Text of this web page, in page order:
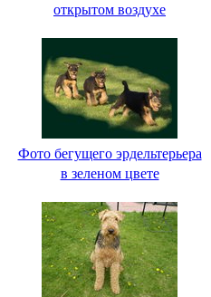
открытом воздухе
Фото бегущего эрдельтерьера
в зеленом цвете